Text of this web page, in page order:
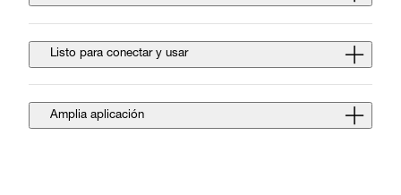
Listo para conectar y usar
Amplia aplicación